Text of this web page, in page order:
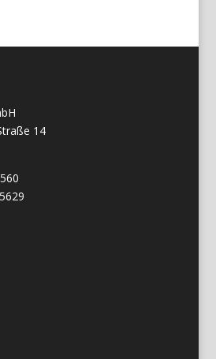
14